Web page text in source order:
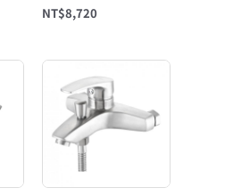
NT$8,720
原
始
價
格：
NT$12,200。
目
格：
NT$9,760。